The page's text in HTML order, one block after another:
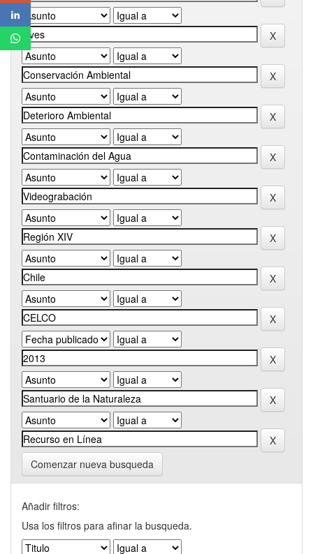
Comenzar nueva busqueda
Añadir filtros:
Usa los filtros para afinar la busqueda.